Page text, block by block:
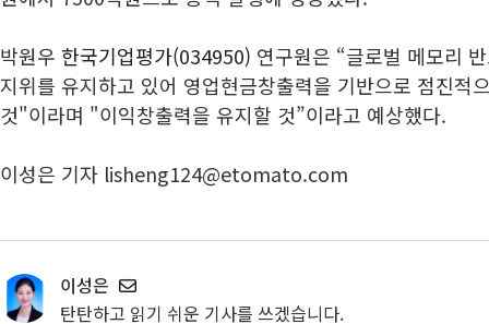
박원우 한국기업평가(034950) 연구원은 “글로벌 메모리
지위를 유지하고 있어 영업현금창출력을 기반으로 점진적
것"이라며 "이익창출력을 유지할 것”이라고 예상했다.
이성은 기자 lisheng124@etomato.com
이성은
탄탄하고 읽기 쉬운 기사를 쓰겠습니다.